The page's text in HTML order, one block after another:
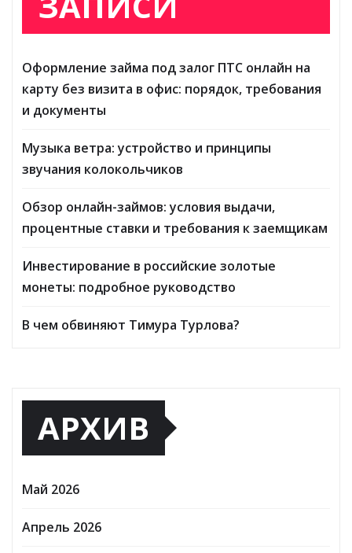
Оформление займа под залог ПТС онлайн на
карту без визита в офис: порядок, требования
и документы
Музыка ветра: устройство и принципы
звучания колокольчиков
Обзор онлайн-займов: условия выдачи,
процентные ставки и требования к заемщикам
Инвестирование в российские золотые
монеты: подробное руководство
В чем обвиняют Тимура Турлова?
АРХИВ
Май 2026
Апрель 2026